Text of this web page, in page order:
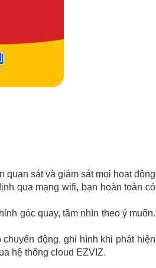
sát và giám sát mọi hoạt động
qua mạng wifi, bạn hoàn toàn có
góc quay, tầm nhìn theo ý muốn.
động, ghi hình khi phát hiện
hệ thống cloud EZVIZ.